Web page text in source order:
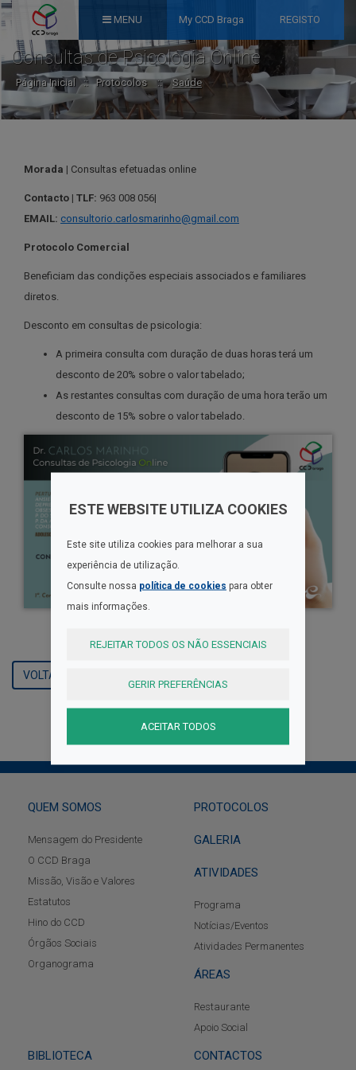
MENU My CCD Braga REGISTO
Consultas de Psicologia Online
Página Inicial :: Protocolos :: Saúde
Morada | Consultas efetuadas online
Contacto | TLF: 963 008 056|
EMAIL: consultorio.carlosmarinho@gmail.com
Protocolo Comercial
Beneficiam das condições especiais associados e familiares
diretos.
Desconto em consultas de psicologia:
A primeira consulta com duração de duas horas terá um
desconto de 20% sobre o valor tabelado;
As restantes consultas com duração de uma hora terão um
desconto de 15% sobre o valor tabelado.
VOLTAR
QUEM SOMOS
Mensagem do Presidente
O CCD Braga
Missão, Visão e Valores
Estatutos
Hino do CCD
Órgãos Sociais
Organograma
PROTOCOLOS
GALERIA
ATIVIDADES
Programa
Notícias/Eventos
Atividades Permanentes
ÁREAS
Restaurante
Apoio Social
BIBLIOTECA CONTACTOS
ESTE WEBSITE UTILIZA COOKIES
Este site utiliza cookies para melhorar a sua
experiência de utilização.
Consulte nossa política de cookies para obter
mais informações.
REJEITAR TODOS OS NÃO ESSENCIAIS
GERIR PREFERÊNCIAS
ACEITAR TODOS